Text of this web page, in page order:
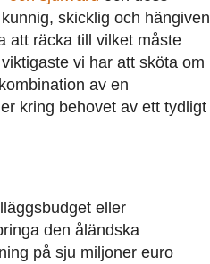
skicklig och hängiven
att räcka till vilket måste
vi har att sköta om
av en
kring behovet av ett tydligt
eller
den åländska
på sju miljoner euro